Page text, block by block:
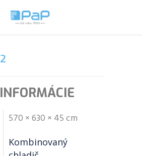
570 × 630 × 45 cm
Kombinovaný